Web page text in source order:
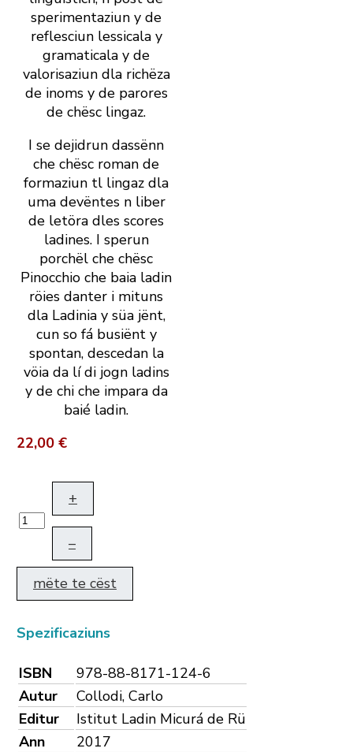
sperimentaziun y de
reflesciun lessicala y
gramaticala y de
valorisaziun dla richëza
de inoms y de parores
de chësc lingaz.
I se dejidrun dassënn
che chësc roman de
formaziun tl lingaz dla
uma devëntes n liber
de letöra dles scores
ladines. I sperun
porchël che chësc
Pinocchio che baia ladin
röies danter i mituns
dla Ladinia y süa jënt,
cun so fá busiënt y
spontan, descedan la
vöia da lí di jogn ladins
y de chi che impara da
baié ladin.
22,00 €
+
–
mëte te cëst
Spezificaziuns
ISBN
978-88-8171-124-6
Autur
Collodi, Carlo
Editur
Istitut Ladin Micurá de Rü
Ann
2017